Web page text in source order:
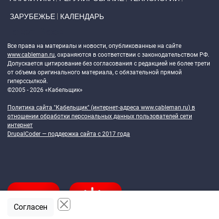
ЗАРУБЕЖЬЕ КАЛЕНДАРЬ
Все права на материалы и новости, опубликованные на сайте
www.cableman.ru, охраняются в соответствии с законодательством РФ.
Допускается цитирование без согласования с редакцией не более трети
от объема оригинального материала, с обязательной прямой
гиперссылкой.
©2005 - 2026 «Кабельщик»
Политика сайта "Кабельщик" (интернет-адреса www.cableman.ru) в
отношении обработки персональных данных пользователей сети
интернет
DrupalCoder — поддержка сайта c 2017 года
Согласен